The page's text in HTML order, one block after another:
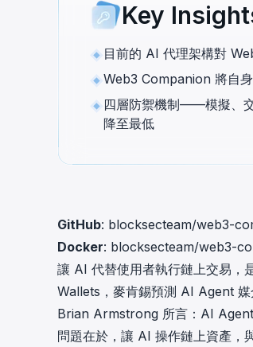
Stop hacks at the Sequencer
ensure L2 security.
Phalcon Explorer
Visualize, simulate, and
interface.
Key
目前的 AI 代理架構對
Web3 Companion 將自
四層防禦機制——模擬、
降至最低
GitHub: blocksecteam/web3-
Docker: blocksecteam/web3-
讓 AI 代替使用者執行鏈上交易，
Wallets ， 麥肯錫預測 AI Agent 媒
Brian Armstrong 所言 ：AI
問題在於，讓 AI 操作鏈上資產，